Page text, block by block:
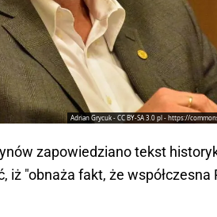
Adrian Grycuk - CC BY-SA 3.0 pl - https://
zapowiedziano tekst
iż "obnaża fakt, że współczesna